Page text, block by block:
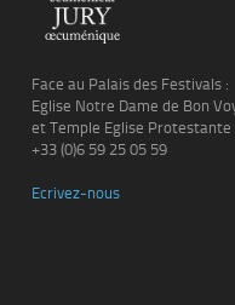
Face au Palais des Festivals :
Eglise Notre Dame de Bon
et Temple Eglise Protestante
+33 (0)6 59 25 05 59
Ecrivez-nous